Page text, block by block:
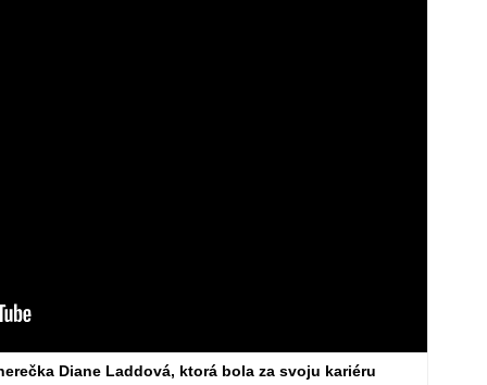
Diane Laddová, ktorá bola za svoju kariéru